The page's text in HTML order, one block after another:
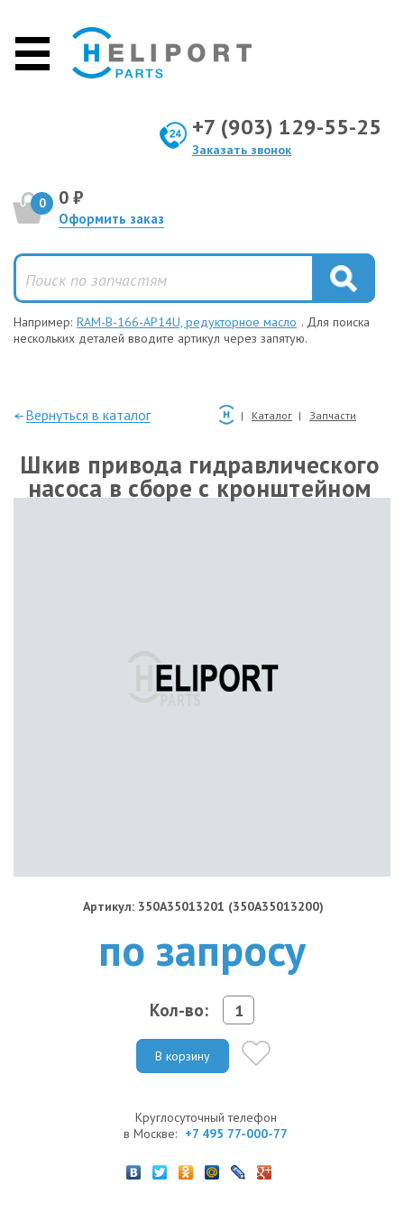
+7 (903) 129-55-25
Заказать звонок
0 0 ₽
Оформить заказ
Например: RAM-B-166-AP14U, редукторное масло . Для поиска
нескольких деталей вводите артикул через запятую.
—Вернуться в каталог Каталог Запчасти
Шкив привода гидравлического
насоса в сборе с кронштейном
Артикул: 350A35013201 (350A35013200)
по запросу
Кол-во:
В корзину
Круглосуточный телефон
в Москве: +7 495 77-000-77